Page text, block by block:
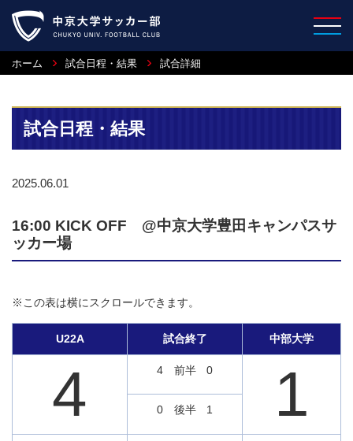
ホーム 試合日程・結果 試合詳細
試合日程・結果
2025.06.01
16:00 KICK OFF @中京大学豊田キャンパスサ
ッカー場
※この表は横にスクロールできます。
U22A 試合終了 中部大学
4 4 前半 0 1
0 後半 1